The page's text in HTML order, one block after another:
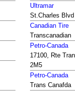
Ultramar
St.Charles
Canadian Tire
Transcanadian
Petro-Canada
17100, Rte
2M5
Petro-Canada
Trans Canafda